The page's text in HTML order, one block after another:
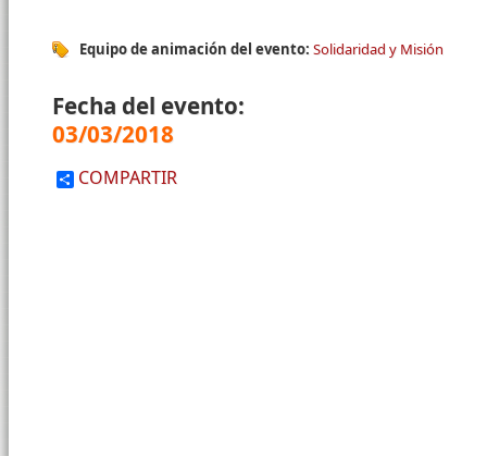
Equipo de animación del evento: Solidaridad y Misión
Fecha del evento:
03/03/2018
COMPARTIR